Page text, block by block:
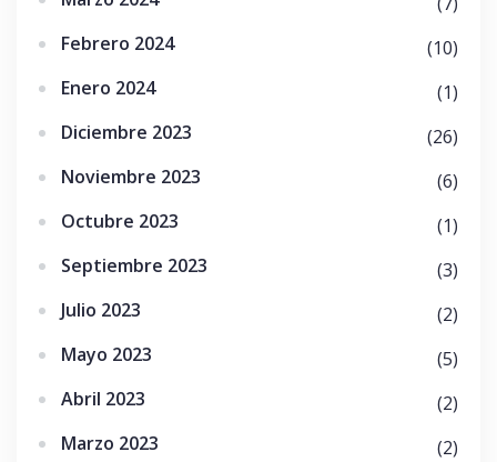
Febrero 2024
(10)
Enero 2024
(1)
Diciembre 2023
(26)
Noviembre 2023
(6)
Octubre 2023
(1)
Septiembre 2023
(3)
Julio 2023
(2)
Mayo 2023
(5)
Abril 2023
(2)
Marzo 2023
(2)